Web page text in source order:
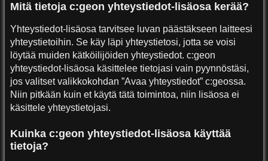
Mitä tietoja c:geon yhteystiedot-lisäosa kerää?
Yhteystiedot-lisäosa tarvitsee luvan päästäkseen laitteesi
yhteystietoihin. Se käy läpi yhteystietosi, jotta se voisi
löytää muiden kätköilijöiden yhteystiedot. c:geon
yhteystiedot-lisäosa käsittelee tietojasi vain pyynnöstäsi,
jos valitset valikkokohdan ”Avaa yhteystiedot” c:geossa.
Niin pitkään kuin et käytä tätä toimintoa, niin lisäosa ei
käsittele yhteystietojasi.
Kuinka c:geon yhteystiedot-lisäosa käyttää
tietoja?